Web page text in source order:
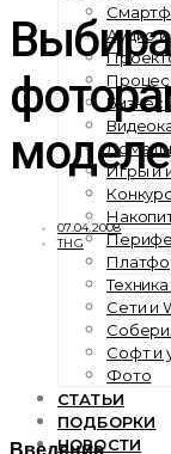
Аудио
Бизнес
Игры и
Сети и
Софт и
Фото
СТАТЬИ
ПОДБОРКИ
НОВОСТИ
07.04.2008
THG